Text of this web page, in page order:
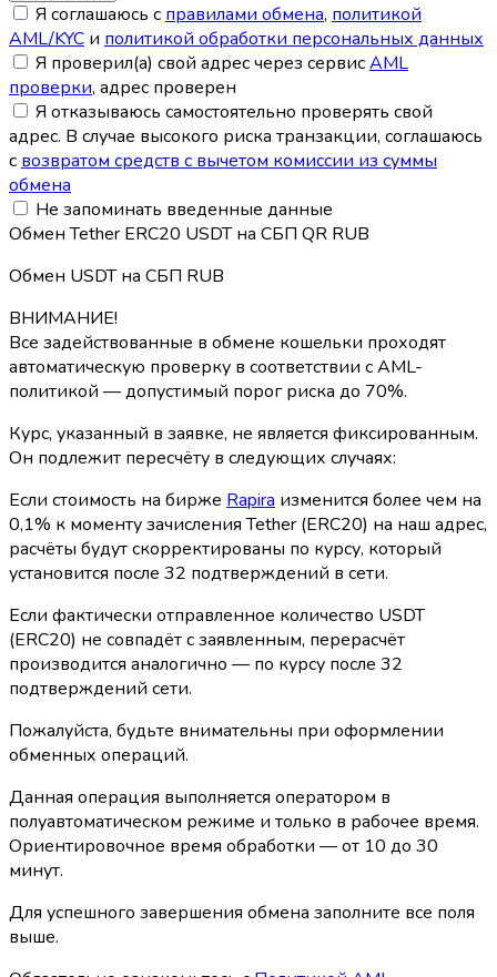
Я соглашаюсь с правилами обмена, политикой
AML/KYC и политикой обработки персональных данных
Я проверил(а) свой адрес через сервисAML
проверки, адрес проверен
Я отказываюсь самостоятельно проверять свой
адрес. В случае высокого риска транзакции, соглашаюсь
с возвратом средств с вычетом комиссии из суммы
обмена
Не запоминать введенные данные
Обмен Tether ERC20 USDT на СБП QR RUB
Обмен USDT на СБП RUB
ВНИМАНИЕ!
Все задействованные в обмене кошельки проходят
автоматическую проверку в соответствии с AML-
политикой — допустимый порог риска до 70%.
Курс, указанный в заявке, не является фиксированным.
Он подлежит пересчёту в следующих случаях:
Если стоимость на бирже Rapira изменится более чем на
0,1% к моменту зачисления Tether (ERC20) на наш адрес,
расчёты будут скорректированы по курсу, который
установится после 32 подтверждений в сети.
Если фактически отправленное количество USDT
(ERC20) не совпадёт с заявленным, перерасчёт
производится аналогично — по курсу после 32
подтверждений сети.
Пожалуйста, будьте внимательны при оформлении
обменных операций.
Данная операция выполняется оператором в
полуавтоматическом режиме и только в рабочее время.
Ориентировочное время обработки — от 10 до 30
минут.
Для успешного завершения обмена заполните все поля
выше.